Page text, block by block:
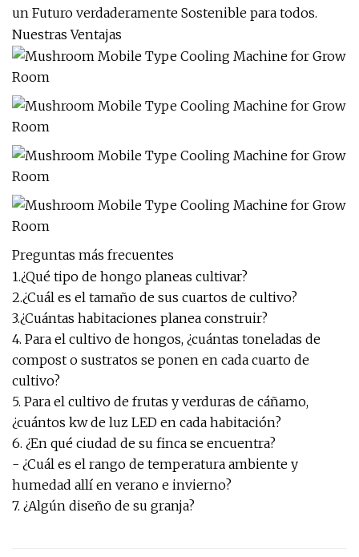
un Futuro verdaderamente Sostenible para todos.
Nuestras Ventajas
Preguntas más frecuentes
1.¿Qué tipo de hongo planeas cultivar?
2.¿Cuál es el tamaño de sus cuartos de cultivo?
3.¿Cuántas habitaciones planea construir?
4. Para el cultivo de hongos, ¿cuántas toneladas de
compost o sustratos se ponen en cada cuarto de
cultivo?
5. Para el cultivo de frutas y verduras de cáñamo,
¿cuántos kw de luz LED en cada habitación?
6. ¿En qué ciudad de su finca se encuentra?
- ¿Cuál es el rango de temperatura ambiente y
humedad allí en verano e invierno?
7. ¿Algún diseño de su granja?